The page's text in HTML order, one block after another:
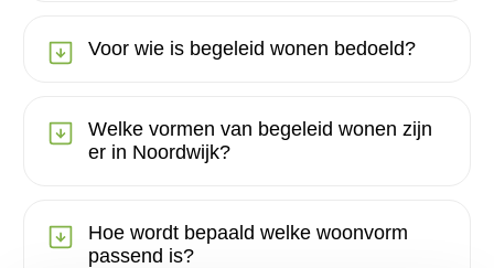
Voor wie is begeleid wonen bedoeld?
Welke vormen van begeleid wonen zijn
er in Noordwijk?
Hoe wordt bepaald welke woonvorm
passend is?